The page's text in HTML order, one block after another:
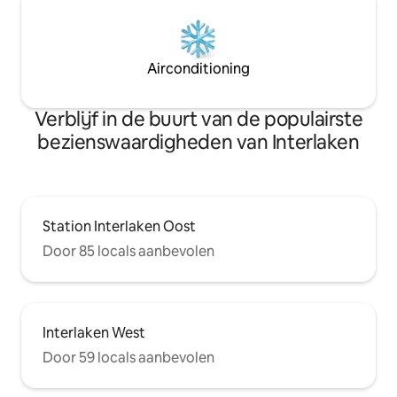
Airconditioning
Verblijf in de buurt van de populairste
bezienswaardigheden van Interlaken
Station Interlaken Oost
Door 85 locals aanbevolen
Interlaken West
Door 59 locals aanbevolen